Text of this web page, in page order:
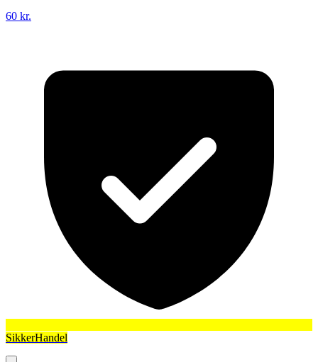
60 kr.
SikkerHandel